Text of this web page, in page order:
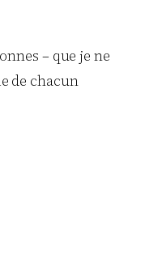
– que je ne
de chacun